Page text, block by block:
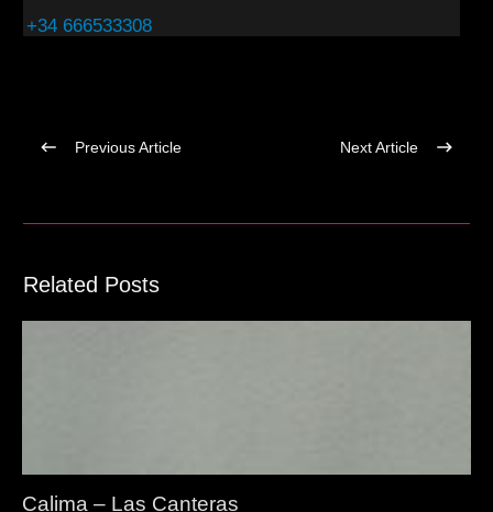
+34 666533308
Previous Article Next Article
Related Posts
Calima – Las Canteras